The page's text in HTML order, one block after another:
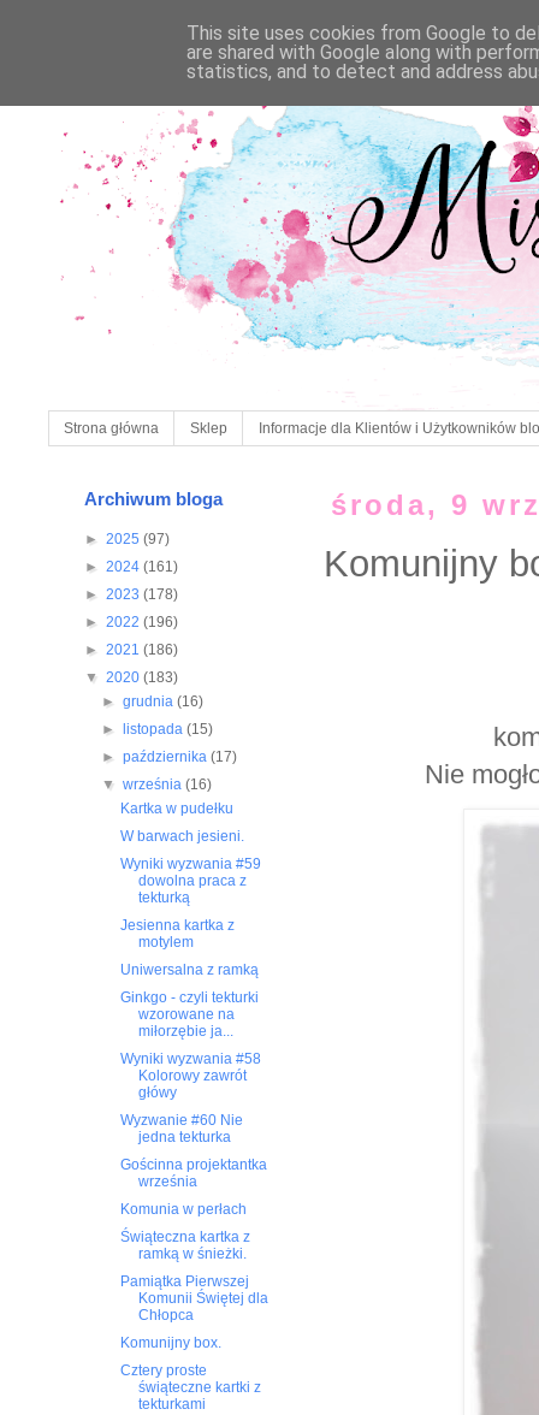
Strona główna Sklep Informacje dla Klientów i Użytkowników
środa, 9
Komunijny
Nie
Archiwum bloga
► 2025 (97)
► 2024 (161)
► 2023 (178)
► 2022 (196)
► 2021 (186)
▼ 2020 (183)
►grudnia(16)
►
listopada(15)
►października(17)
▼września(16)
Kartka w pudełku
W barwach jesieni.
Wyniki wyzwania #59
dowolna praca z
tekturką
Jesienna kartka z
motylem
Uniwersalna z ramką
Ginkgo - czyli tekturki
wzorowane na
miłorzębie ja...
Wyniki wyzwania #58
Kolorowy zawrót
główy
Wyzwanie #60 Nie
jedna tekturka
Gościnna projektantka
września
Komunia w perłach
Świąteczna kartka z
ramką w śnieżki.
Pamiątka Pierwszej
Komunii Świętej dla
Chłopca
Komunijny box.
Cztery proste
świąteczne kartki z
tekturkami
This site uses cookies from Google to
are shared with Google along with
statistics, and to detect and address